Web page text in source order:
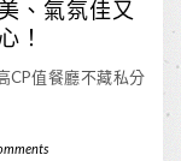
、氣氛佳又
！
CP值餐廳不藏私分